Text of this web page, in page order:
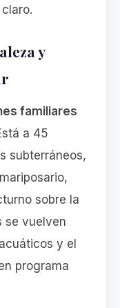
y
familiares
a 45
subterráneos,
sobre la
se vuelven
y el
programa